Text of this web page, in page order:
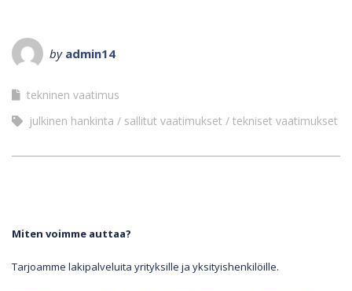
by admin14
tekninen vaatimus
julkinen hankinta
sallitut vaatimukset tekniset vaatimukset
Miten voimme auttaa?
Tarjoamme lakipalveluita yrityksille ja yksityishenkilöille.